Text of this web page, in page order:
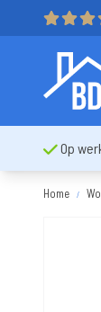
Op
Home